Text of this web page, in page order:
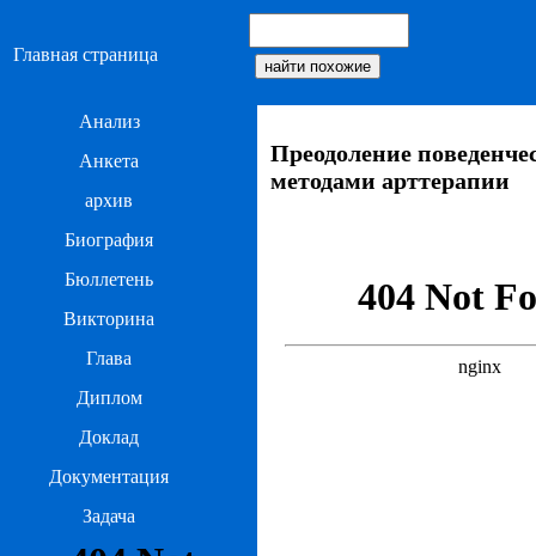
Главная страница
Анализ
Анкета
архив
Биография
Бюллетень
Викторина
Глава
Диплом
Доклад
Документация
Задача
Преодоление
методами арттерапии